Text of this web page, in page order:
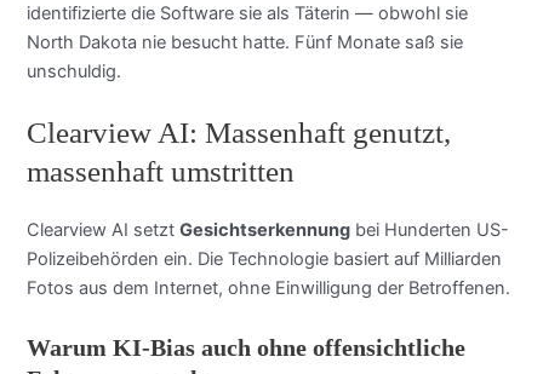
identifizierte die Software sie als Täterin — obwohl sie
North Dakota nie besucht hatte. Fünf Monate saß sie
unschuldig.
Clearview AI: Massenhaft genutzt,
massenhaft umstritten
Clearview AI setztGesichtserkennung bei Hunderten US-
Polizeibehörden ein. Die Technologie basiert auf Milliarden
Fotos aus dem Internet, ohne Einwilligung der Betroffenen.
Warum KI-Bias auch ohne offensichtliche